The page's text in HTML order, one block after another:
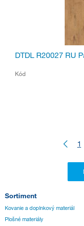
DTDL R20027 RU
Kód
1
Sortiment
Kovanie a doplnkový materiál
Plošné materiály